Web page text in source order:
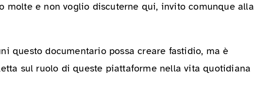
molte e non voglio discuterne qui, invito comunque alla
questo documentario possa creare fastidio, ma è
sul ruolo di queste piattaforme nella vita quotidiana